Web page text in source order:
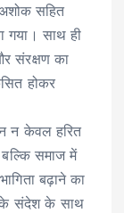
सहित
गया। साथ ही
संरक्षण का
होकर
न केवल हरित
बल्कि समाज में
बढ़ाने का
के संदेश के साथ